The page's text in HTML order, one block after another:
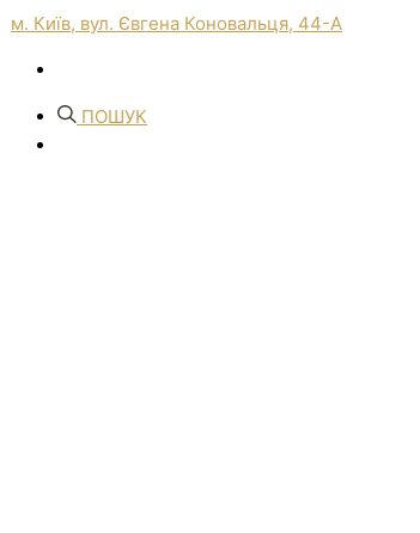
м. Київ, вул. Євгена Коновальця, 44-А
ПОШУК